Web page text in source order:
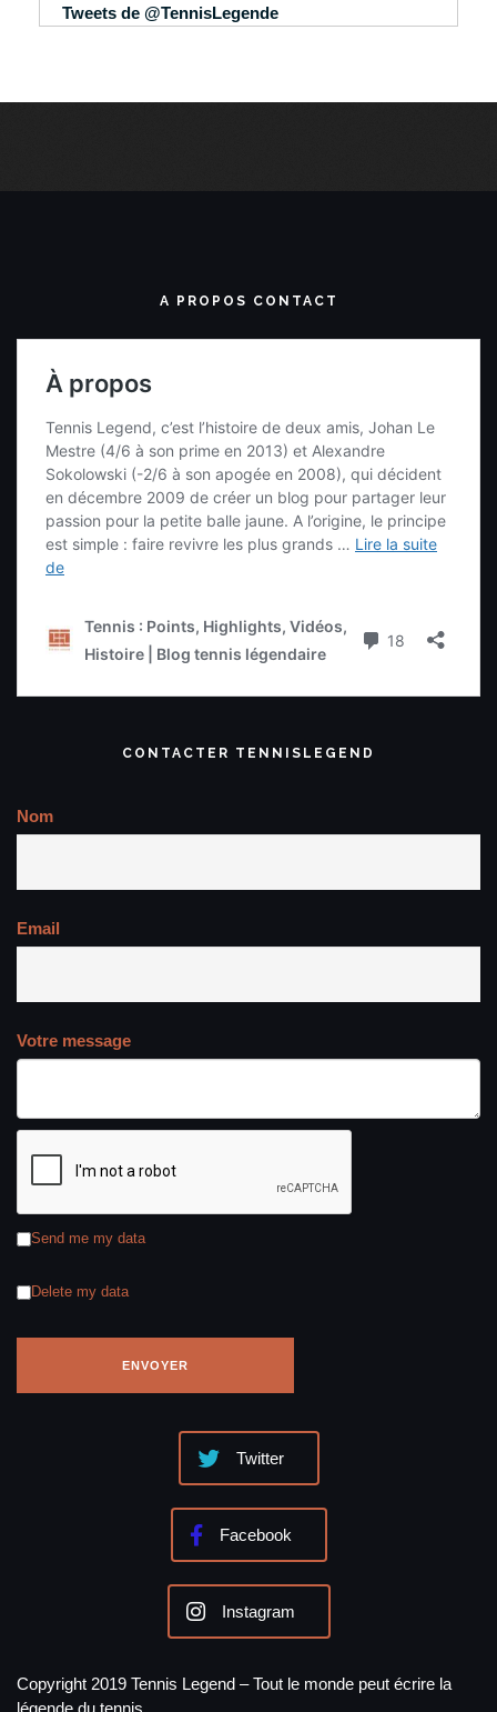
Tweets de @TennisLegende
A PROPOS CONTACT
CONTACTER TENNISLEGEND
Nom
Email
Votre message
Send me my data
Delete my data
Twitter
Facebook
Instagram
Copyright 2019 Tennis Legend – Tout le monde peut écrire la
légende du tennis